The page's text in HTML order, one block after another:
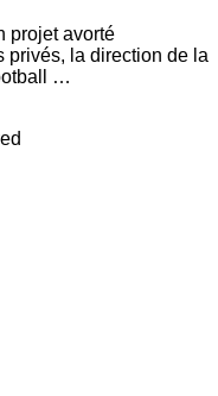
projet avorté
privés, la direction de la
…